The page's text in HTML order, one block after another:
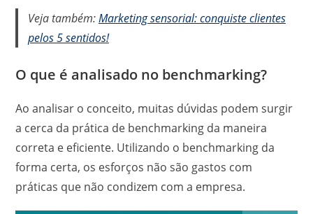
Veja também:Marketing sensorial: conquiste clientes
pelos 5 sentidos!
O que é analisado no benchmarking?
Ao analisar o conceito, muitas dúvidas podem surgir
a cerca da prática de benchmarking da maneira
correta e eficiente. Utilizando o benchmarking da
forma certa, os esforços não são gastos com
práticas que não condizem com a empresa.